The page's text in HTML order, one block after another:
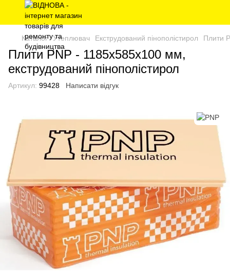
Каталог Утеплювач Екструдований пінополістирол Плити
Плити PNP - 1185х585х100 мм,
екструдований пінополістирол
Артикул: 99428 Написати відгук